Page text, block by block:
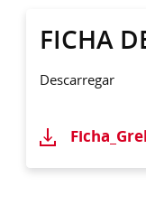
FICHA
Descarregar